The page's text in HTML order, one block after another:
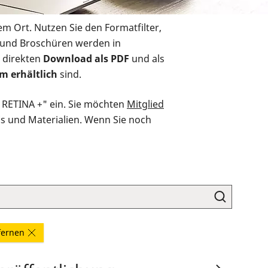
Ort. Nutzen Sie den Formatfilter,
Broschüren werden in
direkten Download als PDF und als
erhältlich sind.
+" ein. Sie möchten Mitglied
und Materialien. Wenn Sie noch